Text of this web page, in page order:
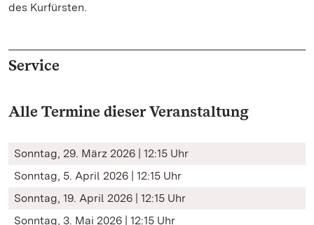
des Kurfürsten.
Service
Alle Termine dieser Veranstaltung
Sonntag, 29. März 2026 | 12:15 Uhr
Sonntag, 5. April 2026 | 12:15 Uhr
Sonntag, 19. April 2026 | 12:15 Uhr
Sonntag, 3. Mai 2026 | 12:15 Uhr